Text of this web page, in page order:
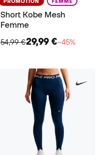
Short Kobe Mesh
Femme
54,99 €29,99 €−45%